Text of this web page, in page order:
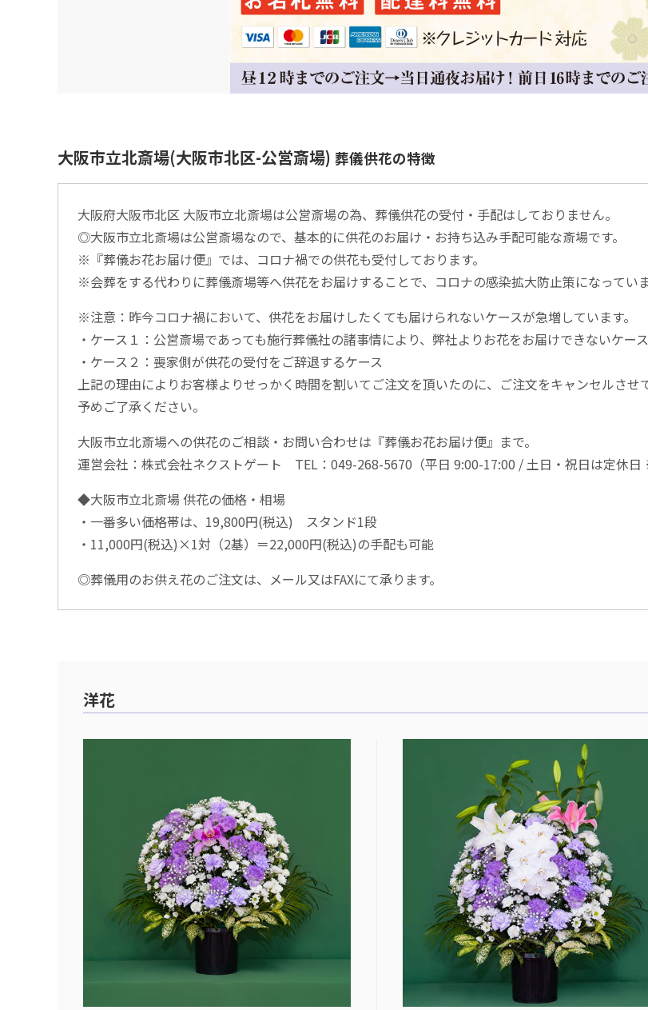
大阪市立北斎場(大阪市北区-公営斎場) 葬儀供花の特徴
大阪府大阪市北区 大阪市立北斎場は公営斎場の為、葬儀供花の受付・手配はしておりません。
◎大阪市立北斎場は公営斎場なので、基本的に供花のお届け・お持ち込み手配可能な斎場です。
※『葬儀お花お届け便』では、コロナ禍での供花も受付しております。
※会葬をする代わりに葬儀斎場等へ供花をお届けすることで、コロナの感染拡大防止策になっていま
※注意：昨今コロナ禍において、供花をお届けしたくても届けられないケースが急増しています。
・ケース１：公営斎場であっても施行葬儀社の諸事情により、弊社よりお花をお届けできないケース
・ケース２：喪家側が供花の受付をご辞退するケース
上記の理由によりお客様よりせっかく時間を割いてご注文を頂いたのに、ご注文をキャンセルさせ
予めご了承ください。
大阪市立北斎場への供花のご相談・お問い合わせは『葬儀お花お届け便』まで。
運営会社：株式会社ネクストゲート TEL：049-268-5670（平日 9:00-17:00 / 土日・祝日は定休日
◆大阪市立北斎場 供花の価格・相場
・一番多い価格帯は、19,800円(税込) スタンド1段
・11,000円(税込)×1対（2基）＝22,000円(税込)の手配も可能
◎葬儀用のお供え花のご注文は、メール又はFAXにて承ります。
洋花